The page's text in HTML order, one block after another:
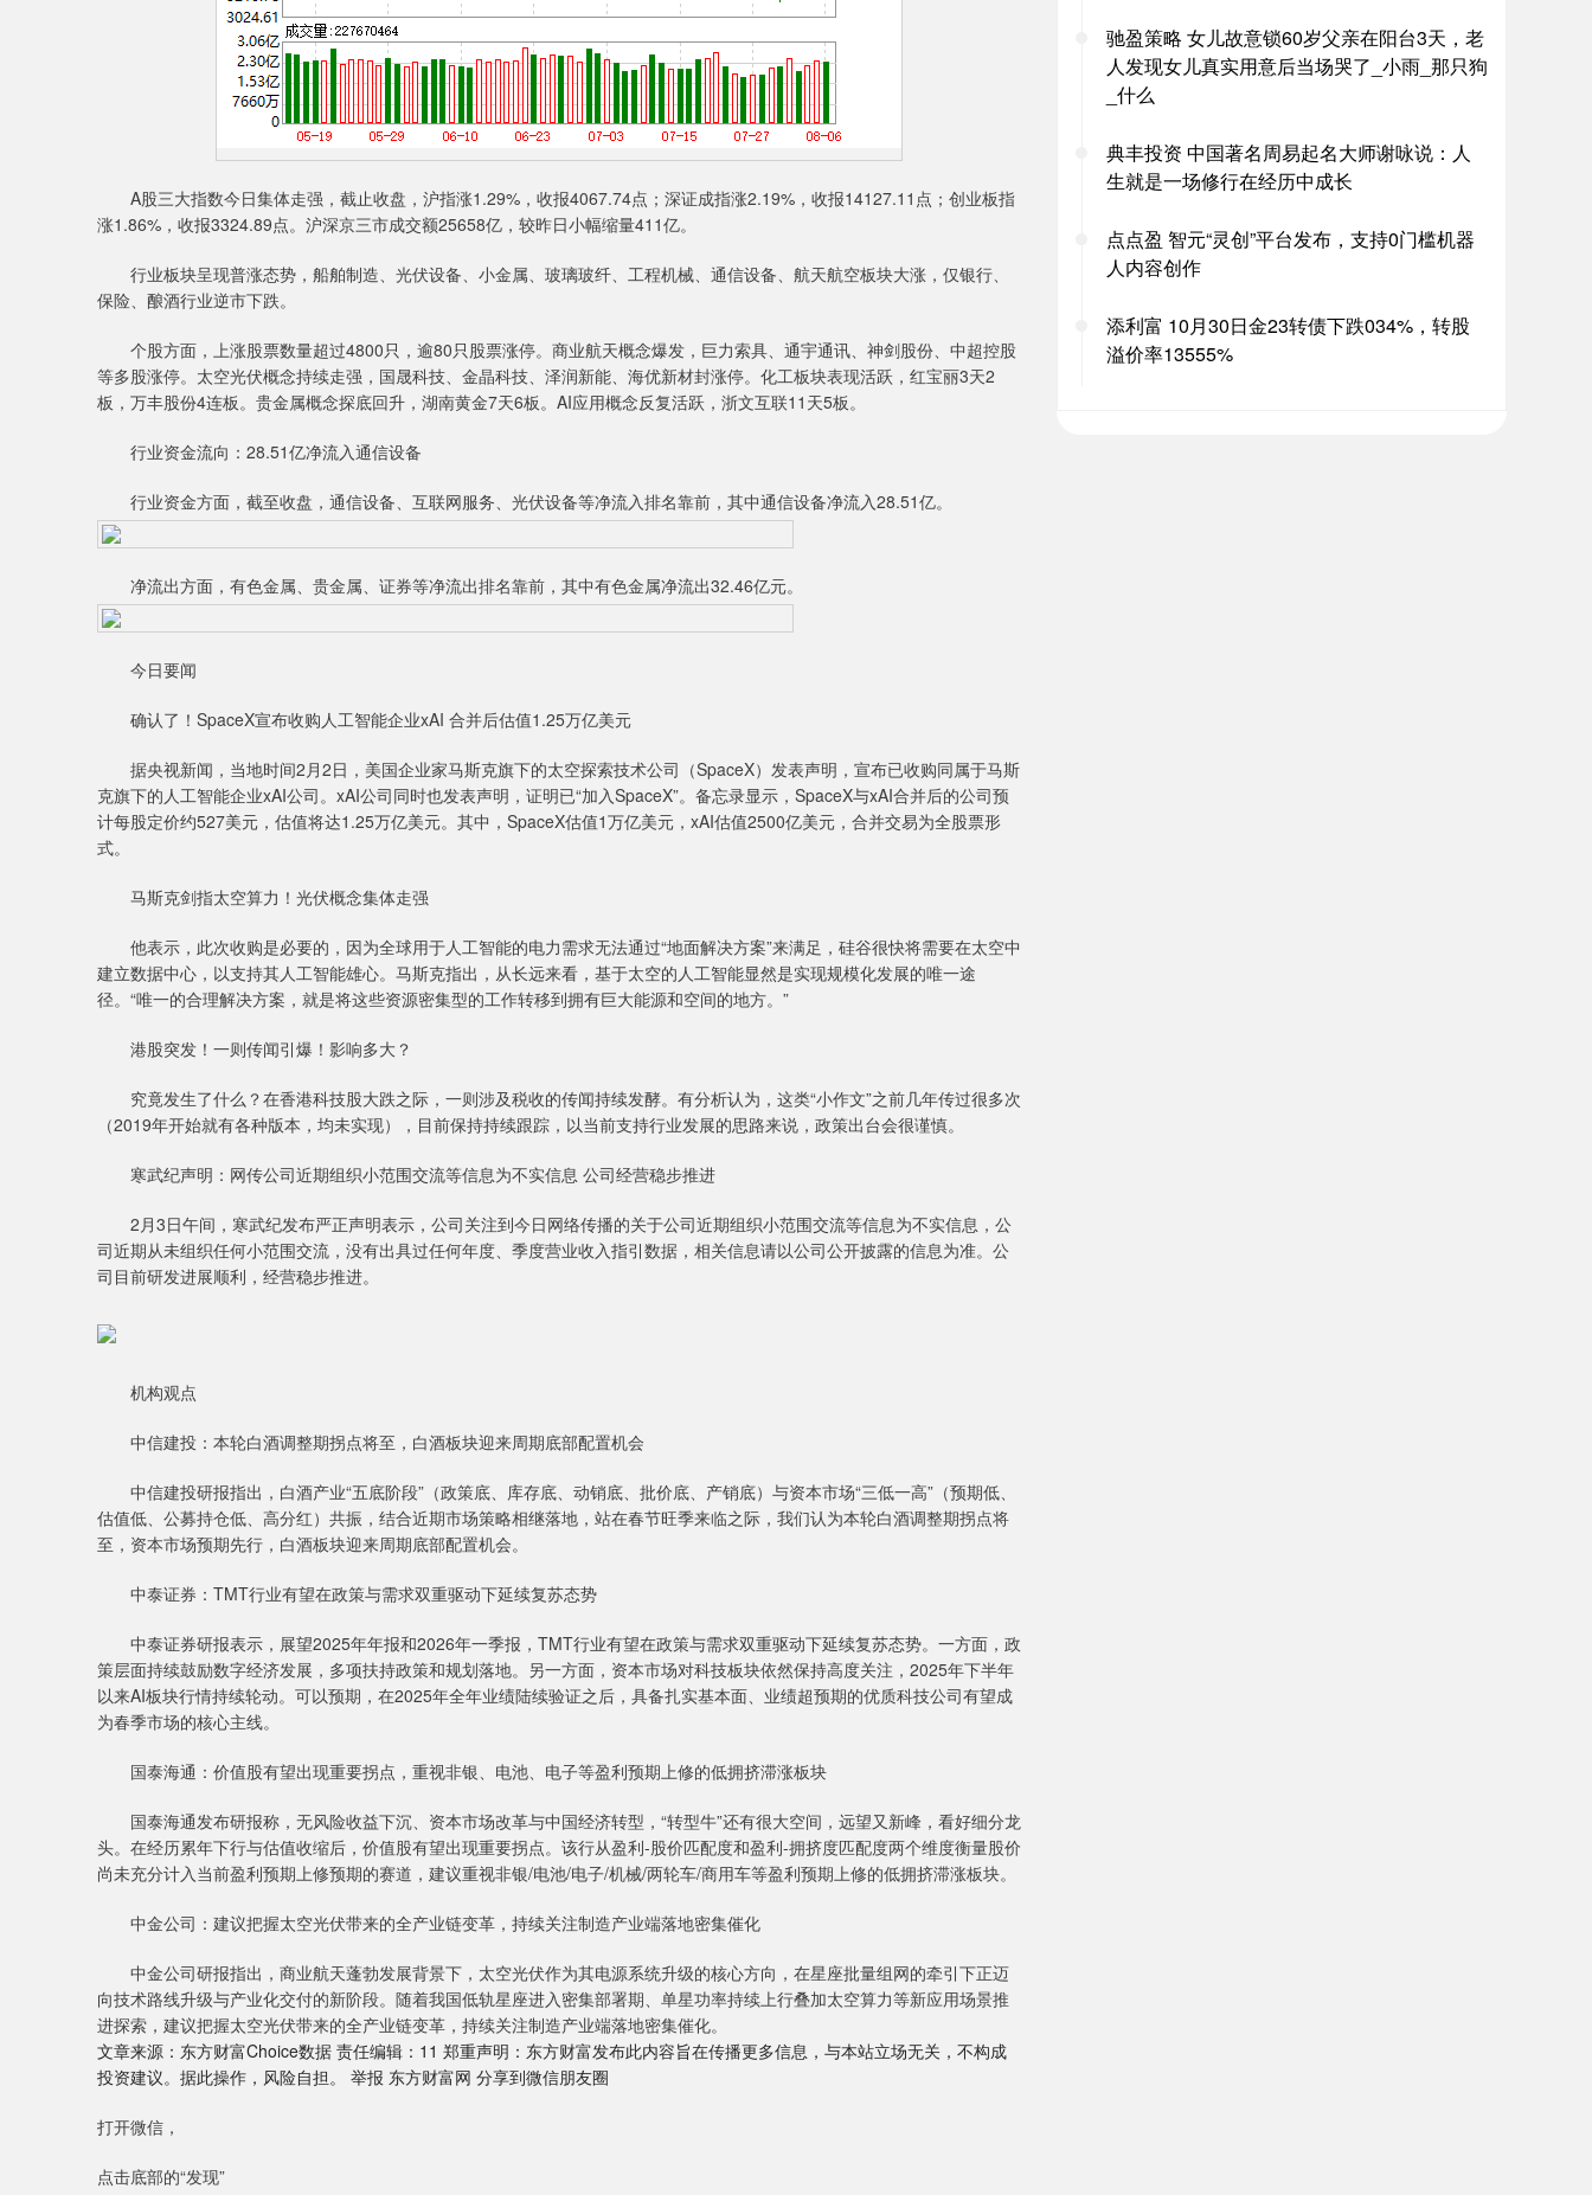
A股三大指数今日集体走强，截止收盘，沪指涨1.29%，收报4067.74点；深证成指涨2.19%，收报14127.11点；创业板指
涨1.86%，收报3324.89点。沪深京三市成交额25658亿，较昨日小幅缩量411亿。
行业板块呈现普涨态势，船舶制造、光伏设备、小金属、玻璃玻纤、工程机械、通信设备、航天航空板块大涨，仅银行、
保险、酿酒行业逆市下跌。
个股方面，上涨股票数量超过4800只，逾80只股票涨停。商业航天概念爆发，巨力索具、通宇通讯、神剑股份、中超控股
等多股涨停。太空光伏概念持续走强，国晟科技、金晶科技、泽润新能、海优新材封涨停。化工板块表现活跃，红宝丽3天2
板，万丰股份4连板。贵金属概念探底回升，湖南黄金7天6板。AI应用概念反复活跃，浙文互联11天5板。
行业资金流向：28.51亿净流入通信设备
行业资金方面，截至收盘，通信设备、互联网服务、光伏设备等净流入排名靠前，其中通信设备净流入28.51亿。
净流出方面，有色金属、贵金属、证券等净流出排名靠前，其中有色金属净流出32.46亿元。
今日要闻
确认了！SpaceX宣布收购人工智能企业xAI 合并后估值1.25万亿美元
据央视新闻，当地时间2月2日，美国企业家马斯克旗下的太空探索技术公司（SpaceX）发表声明，宣布已收购同属于马斯
克旗下的人工智能企业xAI公司。xAI公司同时也发表声明，证明已“加入SpaceX”。备忘录显示，SpaceX与xAI合并后的公司预
计每股定价约527美元，估值将达1.25万亿美元。其中，SpaceX估值1万亿美元，xAI估值2500亿美元，合并交易为全股票形
式。
马斯克剑指太空算力！光伏概念集体走强
他表示，此次收购是必要的，因为全球用于人工智能的电力需求无法通过“地面解决方案”来满足，硅谷很快将需要在太空中
建立数据中心，以支持其人工智能雄心。马斯克指出，从长远来看，基于太空的人工智能显然是实现规模化发展的唯一途
径。“唯一的合理解决方案，就是将这些资源密集型的工作转移到拥有巨大能源和空间的地方。”
港股突发！一则传闻引爆！影响多大？
究竟发生了什么？在香港科技股大跌之际，一则涉及税收的传闻持续发酵。有分析认为，这类“小作文”之前几年传过很多次
（2019年开始就有各种版本，均未实现），目前保持持续跟踪，以当前支持行业发展的思路来说，政策出台会很谨慎。
寒武纪声明：网传公司近期组织小范围交流等信息为不实信息 公司经营稳步推进
2月3日午间，寒武纪发布严正声明表示，公司关注到今日网络传播的关于公司近期组织小范围交流等信息为不实信息，公
司近期从未组织任何小范围交流，没有出具过任何年度、季度营业收入指引数据，相关信息请以公司公开披露的信息为准。公
司目前研发进展顺利，经营稳步推进。
机构观点
中信建投：本轮白酒调整期拐点将至，白酒板块迎来周期底部配置机会
中信建投研报指出，白酒产业“五底阶段”（政策底、库存底、动销底、批价底、产销底）与资本市场“三低一高”（预期低、
估值低、公募持仓低、高分红）共振，结合近期市场策略相继落地，站在春节旺季来临之际，我们认为本轮白酒调整期拐点将
至，资本市场预期先行，白酒板块迎来周期底部配置机会。
中泰证券：TMT行业有望在政策与需求双重驱动下延续复苏态势
中泰证券研报表示，展望2025年年报和2026年一季报，TMT行业有望在政策与需求双重驱动下延续复苏态势。一方面，政
策层面持续鼓励数字经济发展，多项扶持政策和规划落地。另一方面，资本市场对科技板块依然保持高度关注，2025年下半年
以来AI板块行情持续轮动。可以预期，在2025年全年业绩陆续验证之后，具备扎实基本面、业绩超预期的优质科技公司有望成
为春季市场的核心主线。
国泰海通：价值股有望出现重要拐点，重视非银、电池、电子等盈利预期上修的低拥挤滞涨板块
国泰海通发布研报称，无风险收益下沉、资本市场改革与中国经济转型，“转型牛”还有很大空间，远望又新峰，看好细分龙
头。在经历累年下行与估值收缩后，价值股有望出现重要拐点。该行从盈利-股价匹配度和盈利-拥挤度匹配度两个维度衡量股价
尚未充分计入当前盈利预期上修预期的赛道，建议重视非银/电池/电子/机械/两轮车/商用车等盈利预期上修的低拥挤滞涨板块。
中金公司：建议把握太空光伏带来的全产业链变革，持续关注制造产业端落地密集催化
中金公司研报指出，商业航天蓬勃发展背景下，太空光伏作为其电源系统升级的核心方向，在星座批量组网的牵引下正迈
向技术路线升级与产业化交付的新阶段。随着我国低轨星座进入密集部署期、单星功率持续上行叠加太空算力等新应用场景推
进探索，建议把握太空光伏带来的全产业链变革，持续关注制造产业端落地密集催化。
文章来源：东方财富Choice数据 责任编辑：11 郑重声明：东方财富发布此内容旨在传播更多信息，与本站立场无关，不构成
投资建议。据此操作，风险自担。 举报 东方财富网 分享到微信朋友圈
打开微信，
点击底部的“发现”
驰盈策略 女儿故意锁60岁父亲在阳台3天，老
人发现女儿真实用意后当场哭了_小雨_那只狗
_什么
典丰投资 中国著名周易起名大师谢咏说：人
生就是一场修行在经历中成长
点点盈 智元“灵创”平台发布，支持0门槛机器
人内容创作
添利富 10月30日金23转债下跌034%，转股
溢价率13555%